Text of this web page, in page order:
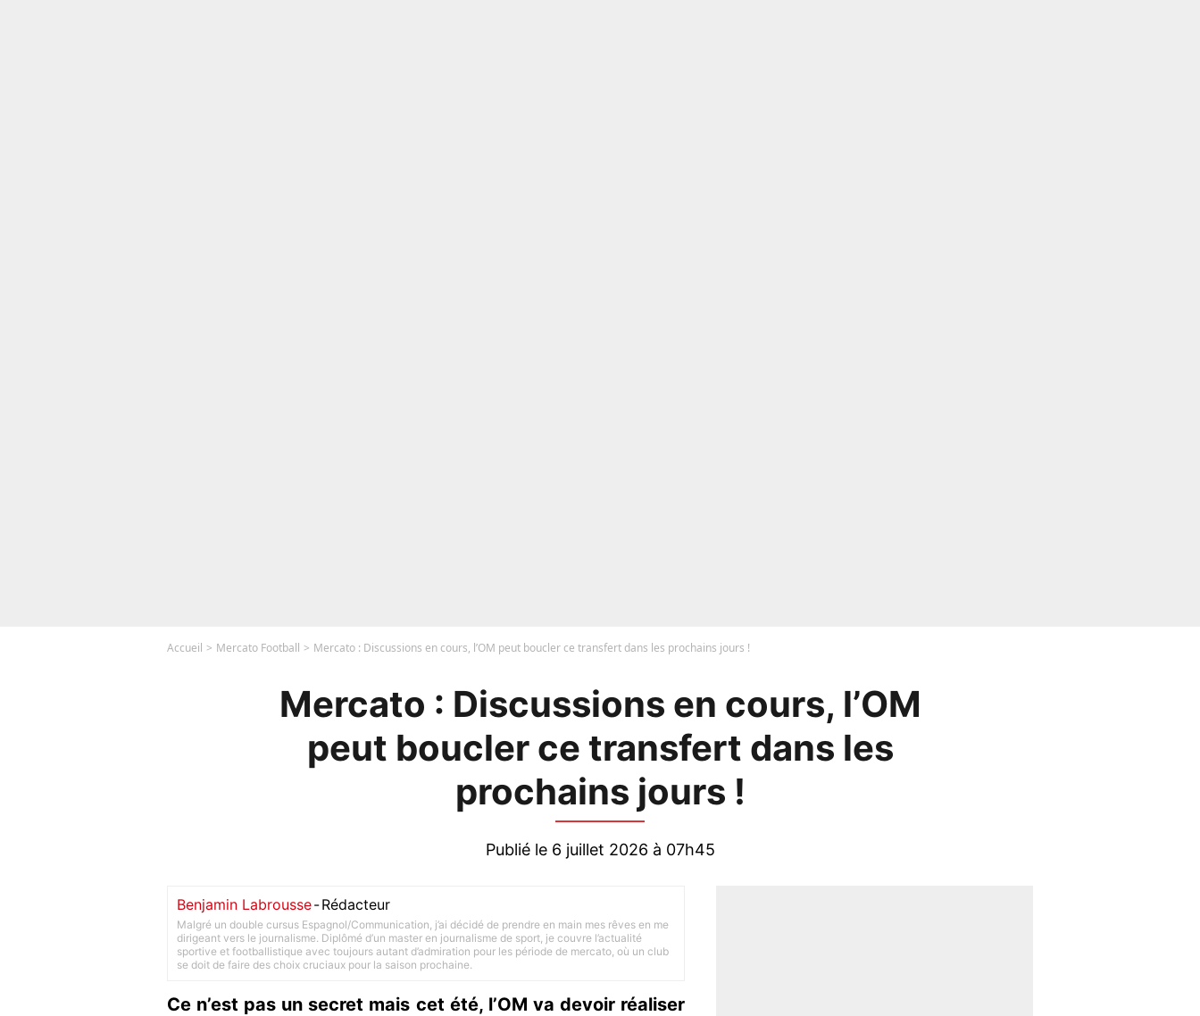
Accueil Mercato Football Mercato : Discussions en cours, l’OM peut boucler ce transfert dans les prochains jours !
Mercato : Discussions en cours, l’OM
peut boucler ce transfert dans les
prochains jours !
Publié le 6 juillet 2026 à 07h45
Benjamin Labrousse-Rédacteur
Malgré un double cursus Espagnol/Communication, j’ai décidé de prendre en main mes rêves en me
dirigeant vers le journalisme. Diplômé d’un master en journalisme de sport, je couvre l’actualité
sportive et footballistique avec toujours autant d’admiration pour les période de mercato, où un club
se doit de faire des choix cruciaux pour la saison prochaine.
Ce n’est pas un secret mais cet été, l’OM va devoir réaliser